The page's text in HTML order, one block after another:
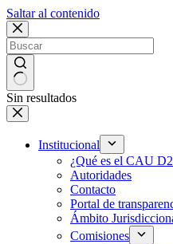
Saltar al contenido
Sin resultados
Institucional
¿Qué es el CAU
Autoridades
Contacto
Portal de
Ámbito
Comisiones